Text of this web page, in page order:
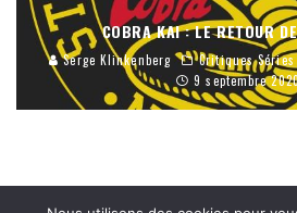
COBRA KAI : LE RETOUR
Serge Klinkenberg Critiques Séries
9 septembre